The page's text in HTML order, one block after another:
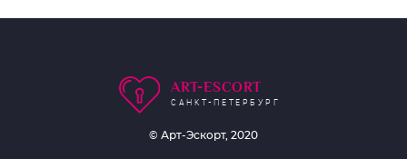
ART-ESCORT
САНКТ-ПЕТЕРБУРГ
© Арт-Эскорт, 2020